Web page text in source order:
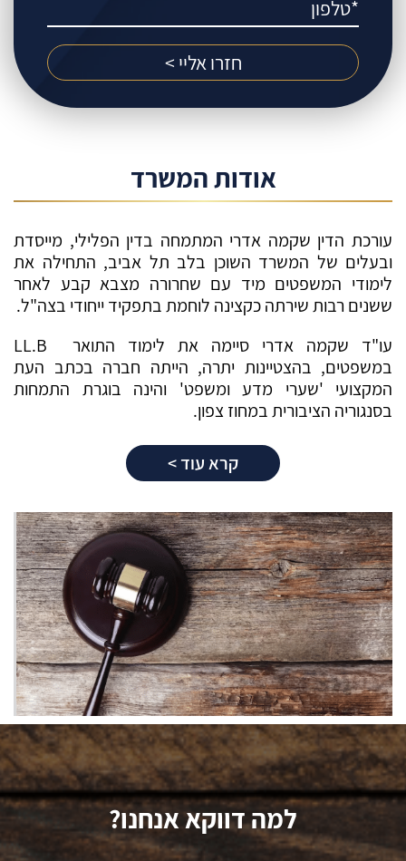
אודות המשרד
עורכת הדין שקמה אדרי המתמחה בדין הפלילי, מייסדת
ובעלים של המשרד השוכן בלב תל אביב, התחילה את
לימודי המשפטים מיד עם שחרורה מצבא קבע לאחר
ששנים רבות שירתה כקצינה לוחמת בתפקיד ייחודי בצה"ל.
עו"ד שקמה אדרי סיימה את לימוד התואר LL.B
במשפטים, בהצטיינות יתרה, הייתה חברה בכתב העת
המקצועי 'שערי מדע ומשפט' והינה בוגרת התמחות
בסנגוריה הציבורית במחוז צפון.
קרא עוד >
למה דווקא אנחנו?